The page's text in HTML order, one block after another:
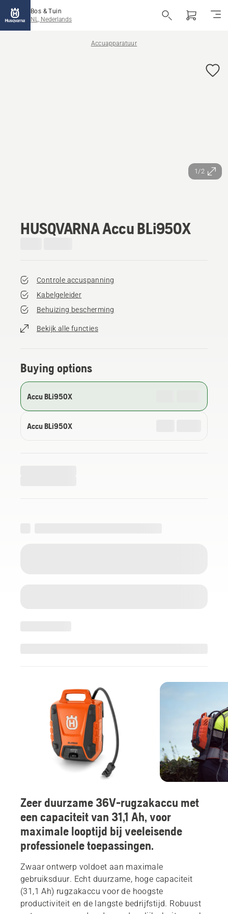
Bos & Tuin
NL, Nederlands
Accuapparatuur
1/2
HUSQVARNA Accu BLi950X
Controle accuspanning
Kabelgeleider
Behuizing bescherming
Bekijk alle functies
Buying options
Accu BLi950X
Accu BLi950X
Zeer duurzame 36V-rugzakaccu met
een capaciteit van 31,1 Ah, voor
maximale looptijd bij veeleisende
professionele toepassingen.
Zwaar ontwerp voldoet aan maximale
gebruiksduur. Echt duurzame, hoge capaciteit
(31,1 Ah) rugzakaccu voor de hoogste
productiviteit en de langste bedrijfstijd. Robuust